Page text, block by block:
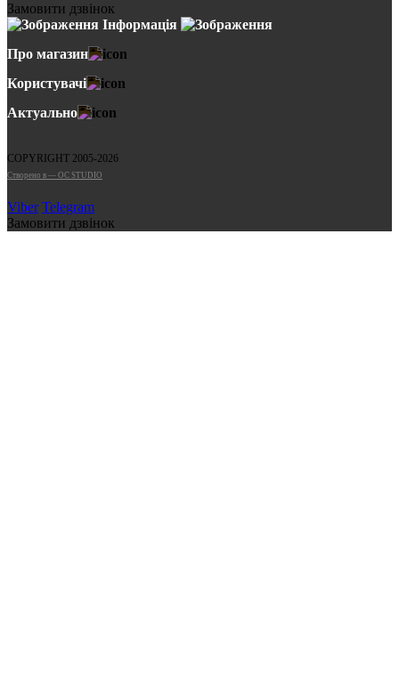
Замовити дзвінок
Інформація
Про магазин
Користувачі
Актуально
COPYRIGHT 2005-2026
Cтворено в — OC STUDIO
Viber Telegram
Замовити дзвінок